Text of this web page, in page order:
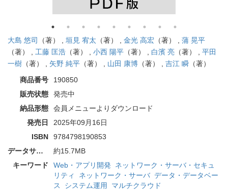
大島 悠司 （著） , 垣見 宥太 （著） , 金光 高宏 （著） , 蒲 晃平
（著） , 工藤 匡浩 （著） , 小西 陽平 （著） , 白濱 亮 （著） , 平田
一樹 （著） , 矢野 純平 （著） , 山田 康博 （著） , 吉江 瞬 （著）
商品番号
190850
販売状態
発売中
納品形態
会員メニューよりダウンロード
発売日
2025年09月16日
ISBN
9784798190853
データサイズ
約15.7MB
キーワード
Web・アプリ開発
ネットワーク・サーバ・セキュ
リティ
ネットワーク・サーバ データ・データベー
ス
システム運用
マルチクラウド